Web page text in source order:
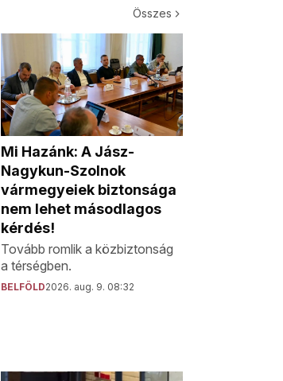
Összes
Mi Hazánk: A Jász-
Nagykun-Szolnok
vármegyeiek biztonsága
nem lehet másodlagos
kérdés!
Tovább romlik a közbiztonság
a térségben.
BELFÖLD2026. aug. 9. 08:32